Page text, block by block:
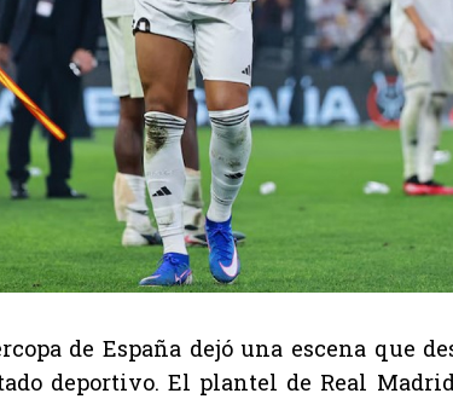
de España dejó una escena que
deportivo. El plantel de Real